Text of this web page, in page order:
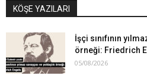
KÖŞE YAZILARI
İşçi sınıfının
örneği: Friedrich
05/08/2026